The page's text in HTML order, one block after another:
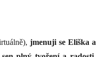
jmenuji se Eliška a